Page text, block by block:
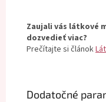
Zaujali vás látkové
dozvedieť viac?
Prečítajte si článok
Dodatočné